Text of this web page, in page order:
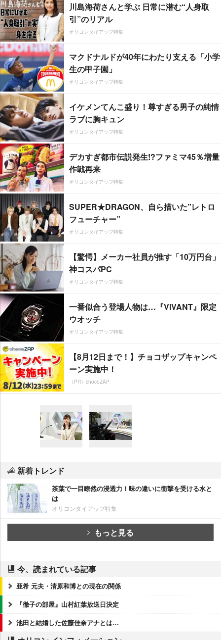
川島海荷さんと学ぶ 日常に潜む“人身取
引”のリアル
オリコンタイアップ特集
マクドナルドが40年にわたり支える「小学
生の甲子園」
オリコンタイアップ特集
イケメンてんこ盛り！尊すぎる男子の純情
ラブに胸キュン
オリコンタイアップ特集
デカすぎ都市伝説発生!?ファミマ45％増量
作戦再来
オリコンタイアップ特集
SUPER★DRAGON、自ら描いた”レトロ
フューチャー”
オリコンタイアップ特集
【驚愕】メーカー社員が推す「10万円台」
神コスパPC
オリコンタイアップ特集
一番似合う登場人物は…『VIVANT』限定
ウオッチ
オリコンタイアップ特集
【8月12日まで！】チョコザップキャンペ
ーン実施中！
（PR）chocoZAP
新着トレンド
茶葉で一目瞭然の浸透力！味の違いに衝撃を受ける水と
は
オリコンタイアップ特集
もっと見る
今、読まれている記事
亜希 元夫・清原和博との現在の関係
『徹子の部屋』山村紅葉放送日決定
池田と結婚した佐藤佳奈アナとは…